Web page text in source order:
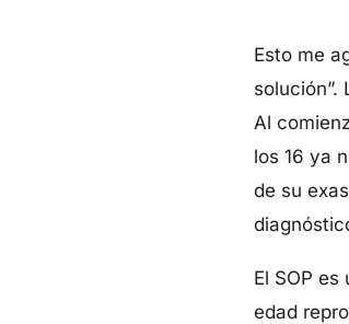
Esto me
solución”.
Al
los 16 ya
de su
El SOP
edad